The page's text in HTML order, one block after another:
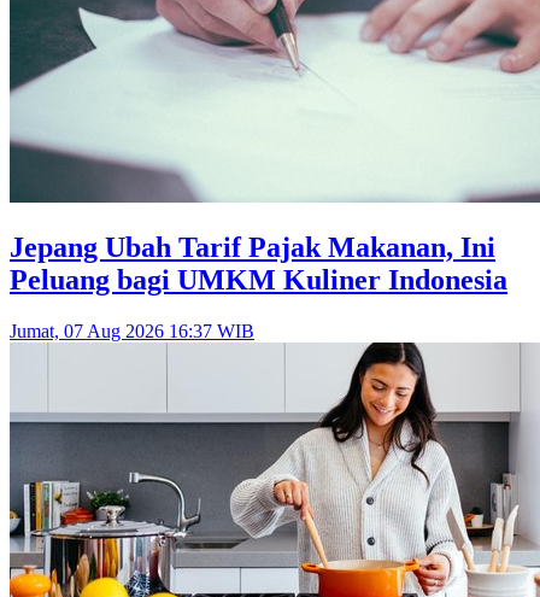
Jepang Ubah Tarif Pajak Makanan, Ini
Peluang bagi UMKM Kuliner Indonesia
Jumat, 07 Aug 2026 16:37 WIB